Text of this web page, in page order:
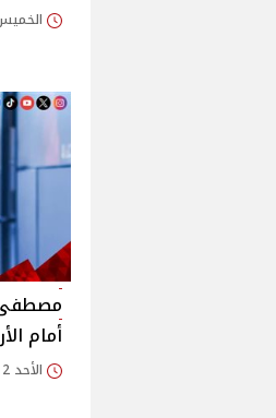
الخميس 30/يوليو/2026 -
مصطفى
أمام
الأحد 12/يوليو/2026 - 11:41 م